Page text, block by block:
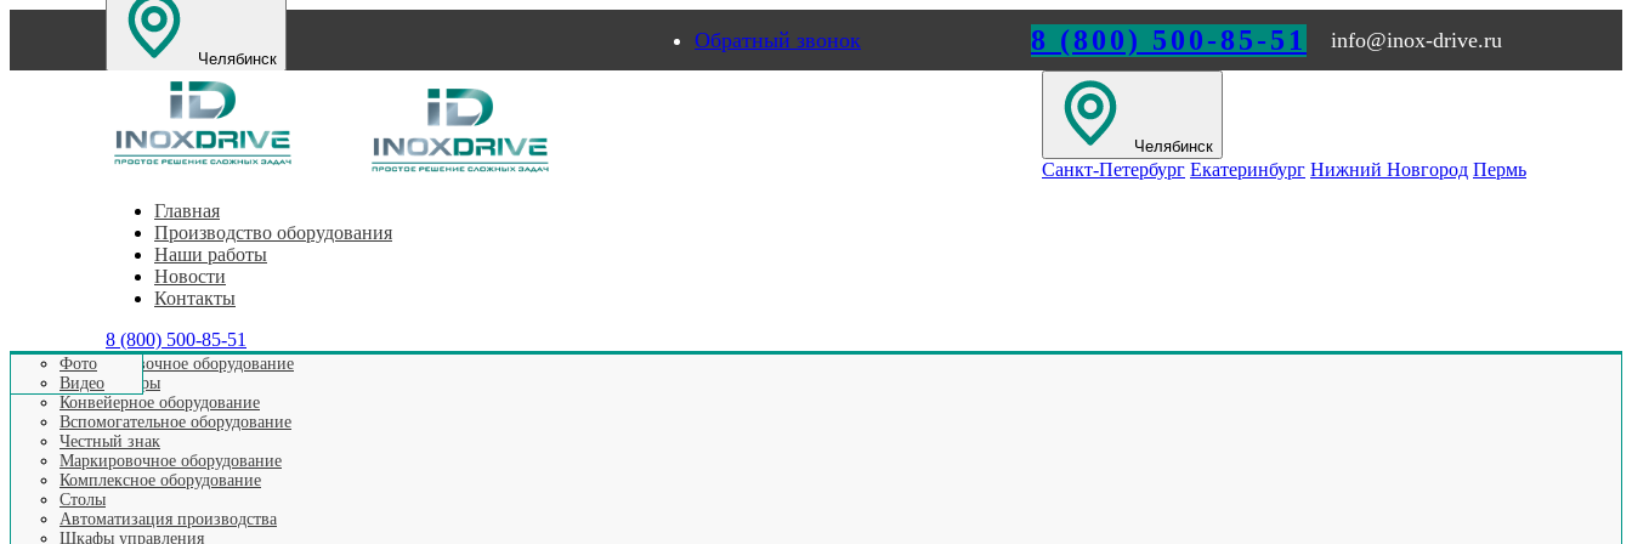
Челябинск
Санкт-Петербург Нижний Новгород
Обратный звонок 8 (800) 500-85-51 info@inox-drive.ru
Челябинск
Санкт-Петербург Екатеринбург Нижний Новгород Пермь
Главная
Производство оборудования
Этикетировочное оборудование
Аппликаторы
Конвейерное оборудование
Вспомогательное оборудование
Честный знак
Маркировочное оборудование
Комплексное оборудование
Столы
Автоматизация производства
Шкафы управления
Наши работы
Фото
Видео
Новости
Контакты
8 (800) 500-85-51